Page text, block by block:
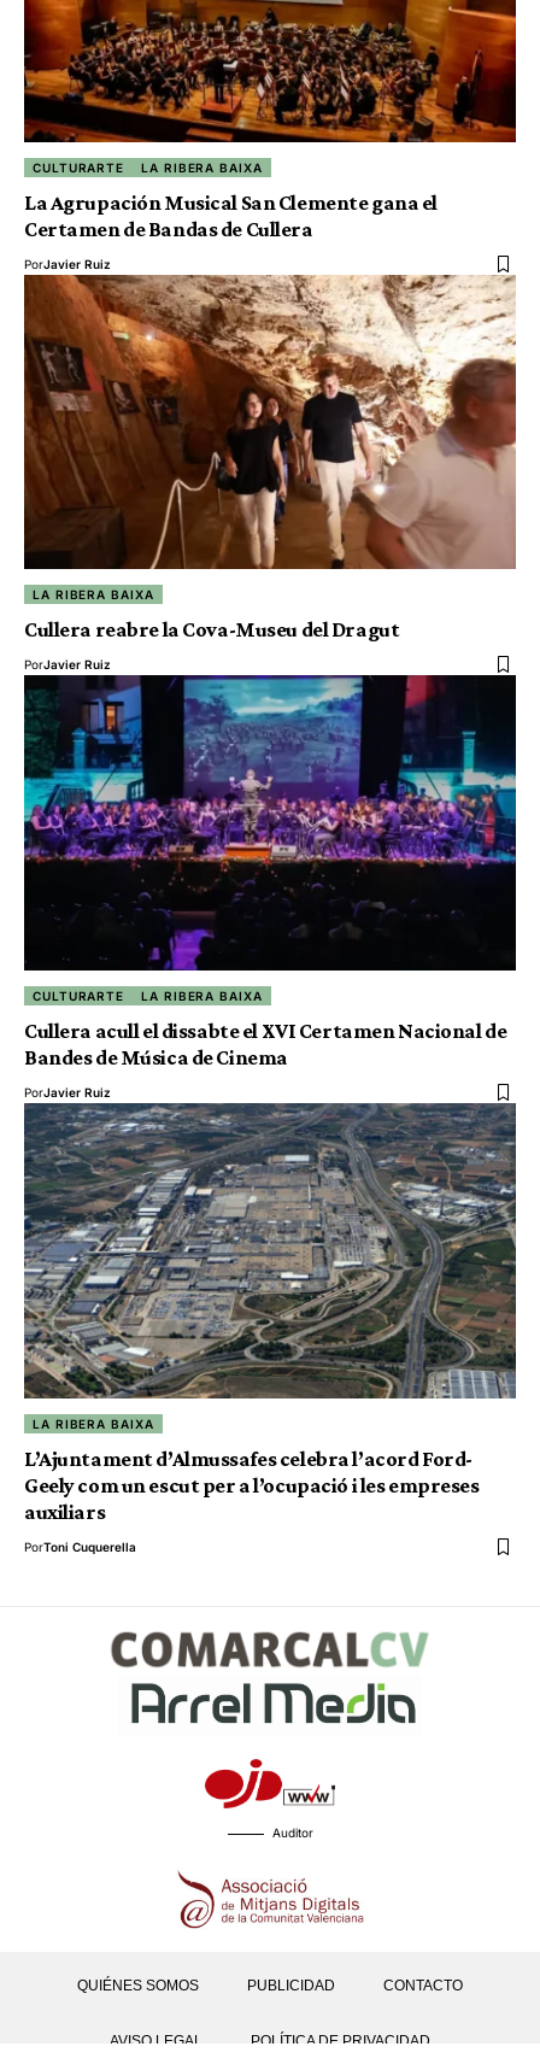
CULTURARTE LA RIBERA BAIXA
La Agrupación Musical San Clemente gana el
Certamen de Bandas de Cullera
PorJavier Ruiz
LA RIBERA BAIXA
Cullera reabre la Cova-Museu del Dragut
PorJavier Ruiz
CULTURARTE LA RIBERA BAIXA
Cullera acull el dissabte el XVI Certamen Nacional de
Bandes de Música de Cinema
PorJavier Ruiz
LA RIBERA BAIXA
L’Ajuntament d’Almussafes celebra l’acord Ford-
Geely com un escut per a l’ocupació i les empreses
auxiliars
PorToni Cuquerella
Auditor
QUIÉNES SOMOS PUBLICIDAD CONTACTO
AVISO LEGAL POLÍTICA DE PRIVACIDAD